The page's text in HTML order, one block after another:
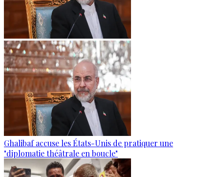
Ghalibaf accuse les États-Unis de pratiquer une
"diplomatie théâtrale en boucle"